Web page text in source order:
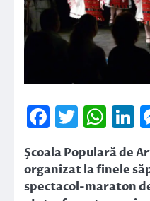
Şcoala Populară de
organizat la finele
spectacol-maraton